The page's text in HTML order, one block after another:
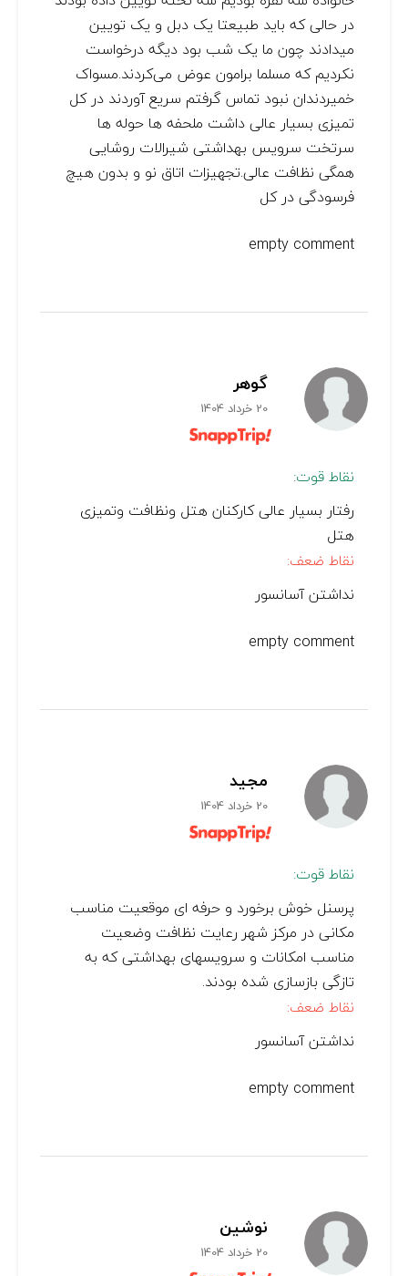
در حالی که باید طبیعتا یک دبل و یک تویین
میدادند چون ما یک شب بود دیگه درخواست
نکردیم که مسلما برامون عوض می‌کردند.مسواک
خمیردندان نبود تماس گرفتم سریع آوردند در کل
تمیزی بسیار عالی داشت ملحفه ها حوله ها
سرتخت سرویس بهداشتی شیرالات روشایی
همگی نظافت عالی.تجهیزات اتاق نو و بدون هیچ
فرسودگی در کل
empty comment
گوهر
20 خرداد 1404
نقاط قوت:
رفتار بسیار عالی کارکنان هتل ونظافت ‌وتمیزی
هتل
نقاط ضعف:
نداشتن آسانسور
empty comment
مجید
20 خرداد 1404
نقاط قوت:
پرسنل خوش برخورد و حرفه ای موقعیت مناسب
مکانی در مرکز شهر رعایت نظافت وضعیت
مناسب امکانات و سرویسهای بهداشتی که به
تازگی بازسازی شده بودند.
نقاط ضعف:
نداشتن آسانسور
empty comment
نوشین
20 خرداد 1404